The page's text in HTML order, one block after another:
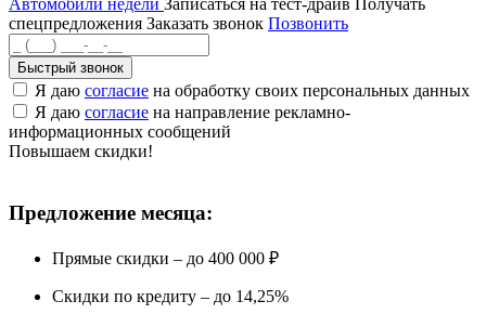
Автомобили недели Записаться на тест-драйв Получать
спецпредложения Заказать звонок Позвонить
Быстрый звонок
Я даю согласие на обработку своих персональных данных
Я даю согласие на направление рекламно-
информационных сообщений
Повышаем скидки!
Предложение месяца:
Прямые скидки – до 400 000 ₽
Скидки по кредиту – до 14,25%